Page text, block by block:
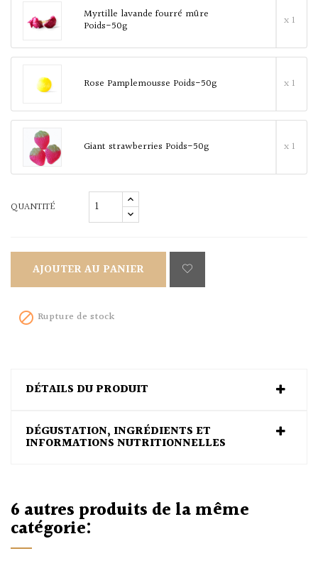
Myrtille lavande fourré mûre
Poids-50g x 1
Rose Pamplemousse Poids-50g x 1
Giant strawberries Poids-50g x 1
QUANTITÉ
AJOUTER AU PANIER
 Rupture de stock
DÉTAILS DU PRODUIT
DÉGUSTATION, INGRÉDIENTS ET
INFORMATIONS NUTRITIONNELLES
6 autres produits de la même
catégorie: